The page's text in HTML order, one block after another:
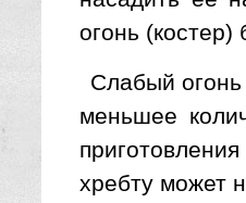
огонь
Слабый огонь
меньшее
хребту может